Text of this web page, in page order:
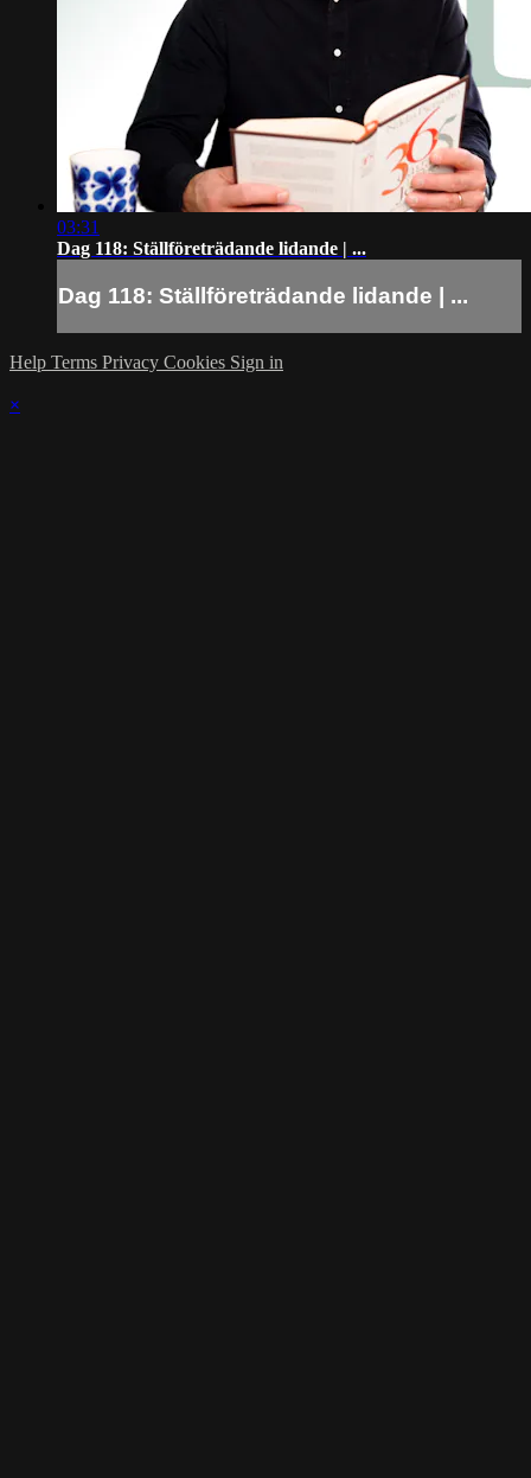
03:31
Dag 118: Ställföreträdande lidande | ...
Dag 118: Ställföreträdande lidande | ...
Help Terms Privacy Cookies Sign in
×